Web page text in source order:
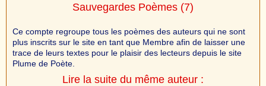
Sauvegardes Poèmes (7)
Ce compte regroupe tous les poèmes des auteurs qui ne sont
plus inscrits sur le site en tant que Membre afin de laisser une
trace de leurs textes pour le plaisir des lecteurs depuis le site
Plume de Poète.
Lire la suite du même auteur :